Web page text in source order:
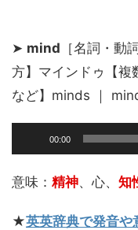
➤ mind ［名詞・動
方】マインドゥ【複
など】minds ｜
レ
ヤ
00:00
意味： 精神、心、 知
★英英辞典で発音や